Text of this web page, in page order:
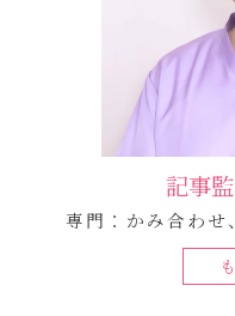
記事
専門：かみ合わせ